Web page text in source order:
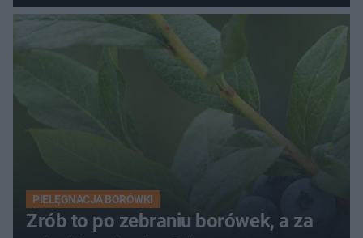
PIELĘGNACJA BORÓWKI
Zrób to po zebraniu borówek, a za